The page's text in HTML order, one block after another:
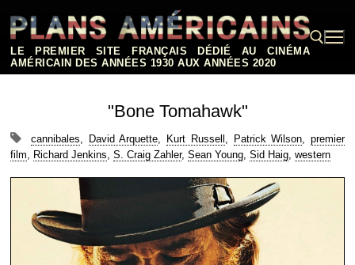
contenu
LE PREMIER SITE FRANÇAIS DÉDIÉ AU CINÉMA
AMÉRICAIN DES ANNÉES 1930 AUX ANNÉES 2020
"Bone Tomahawk"
cannibales, David Arquette, Kurt Russell , Patrick Wilson, premier
film, Richard Jenkins, S. Craig Zahler, Sean Young, Sid Haig, western